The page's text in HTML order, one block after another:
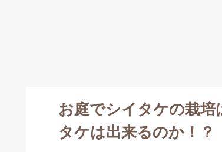
お庭でシイタケの栽培
タケは出来るのか！？